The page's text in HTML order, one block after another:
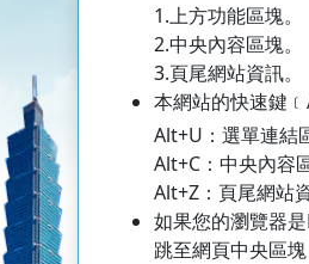
1.上方功能區塊。
2.中央內容區塊。
3.頁尾網站資訊。
本網站的快速鍵
Alt+U：選單連結
Alt+C：中央內容
Alt+Z：頁尾網站資
如果您的瀏覽器
跳至網頁中央區塊